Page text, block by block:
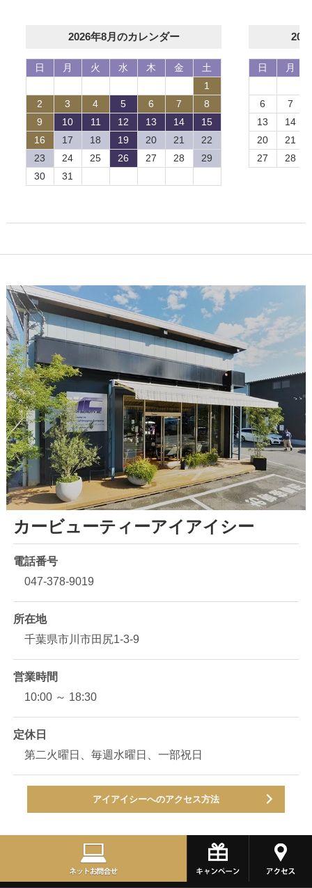
2026年8月のカレンダー
日 月 火 水 木 金
土
1
2
3 4 5 6 7
8
9
10 11 12 13 14
15
16
17 18 19 20 21
22
23
24 25 26 27 28
29
30
31
日 月
6
7
13
14
20
21
27
28
カービューティーアイアイシー
電話番号
047-378-9019
所在地
千葉県市川市田尻1-3-9
営業時間
10:00 ～ 18:30
定休日
第二火曜日、毎週水曜日、一部祝日
アイアイシーへのアクセス方法